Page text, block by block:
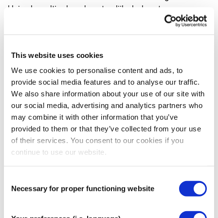
This website uses cookies
We use cookies to personalise content and ads, to
provide social media features and to analyse our traffic.
We also share information about your use of our site with
our social media, advertising and analytics partners who
may combine it with other information that you’ve
provided to them or that they’ve collected from your use
of their services. You consent to our cookies if you
continue to use our website.
Selection
Necessary for proper functioning website
kleine kwaaltjes kan de natuurlijke balans tussen
positieve en negatieve ladingen verstoord raken. Door
met de huid en haar receptoren. Dit helpt het evenwicht
te herstellen en kan plaatselijke spanning en ongemak
verminderen.
CrossLinq toepassen
Voor het beste effect en om de CrossLinq (CrossTape)
gemakkelijk aan te brengen, raden we aan een plastic
pincet of een houten stokje te gebruiken, zodat de
CrossLinq niet in contact komt met je vingers.
pincet. U zult merken dat de CrossLinq naar het positief
geladen huidgebied buigt. Breng de CrossLinq daar